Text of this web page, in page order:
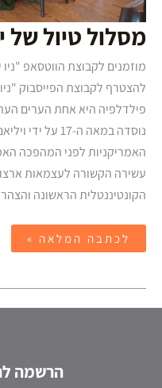
מסלול טיול של
מוזמנים לקבוצת הווטסאפ
להצטרף לקבוצת הפייסבוק
פילדלפיה היא אחת הערים
נוסדה במאה ה-
האמריקניות לפני המהפכה
עשירה הקשורה לעצמאות
הקונטיננטלית הראשונה
לכתבה המלאה »
הרשמה